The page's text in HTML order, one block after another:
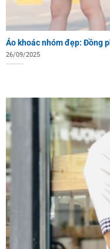
Áo khoác nhóm đẹp: Đồng
26/09/2025